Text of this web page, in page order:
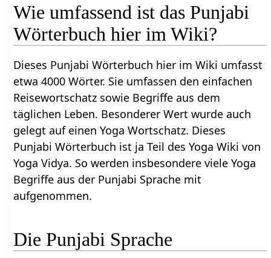
Wie umfassend ist das Punjabi
Wörterbuch hier im Wiki?
Dieses Punjabi Wörterbuch hier im Wiki umfasst
etwa 4000 Wörter. Sie umfassen den einfachen
Reisewortschatz sowie Begriffe aus dem
täglichen Leben. Besonderer Wert wurde auch
gelegt auf einen Yoga Wortschatz. Dieses
Punjabi Wörterbuch ist ja Teil des Yoga Wiki von
Yoga Vidya. So werden insbesondere viele Yoga
Begriffe aus der Punjabi Sprache mit
aufgenommen.
Die Punjabi Sprache